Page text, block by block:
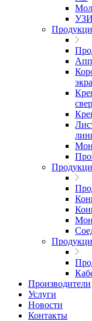
Производители
Услуги
Новости
Контакты